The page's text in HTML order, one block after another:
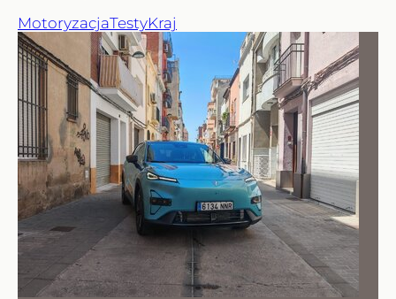
MotoryzacjaTestyKraj